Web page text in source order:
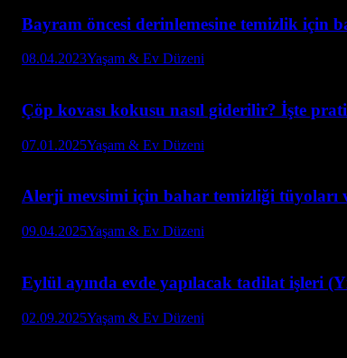
Bayram öncesi derinlemesine temizlik için
08.04.2023Yaşam & Ev Düzeni
Çöp kovası kokusu nasıl giderilir? İşte
07.01.2025Yaşam & Ev Düzeni
Alerji mevsimi için bahar temizliği tüyoları
09.04.2025Yaşam & Ev Düzeni
Eylül ayında evde yapılacak tadilat işleri
02.09.2025Yaşam & Ev Düzeni